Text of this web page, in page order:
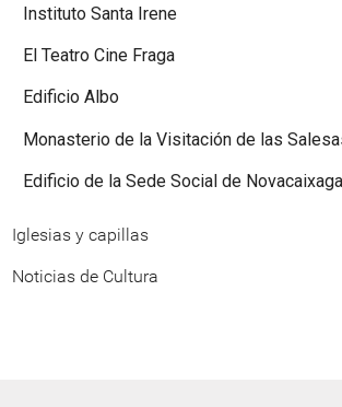
Instituto Santa Irene
El Teatro Cine Fraga
Edificio Albo
Monasterio de la Visitación de las
Edificio de la Sede Social de
Iglesias y capillas
Noticias de Cultura